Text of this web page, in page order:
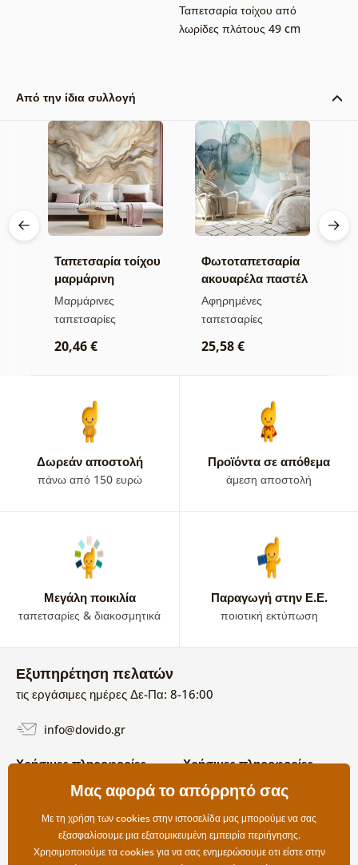
Ταπετσαρία τοίχου από
λωρίδες πλάτους 49 cm
Από την ίδια συλλογή
Ταπετσαρία τοίχου
μαρμάρινη
κομψότητα σε
χρυσούς τόνους
Μαρμάρινες
ταπετσαρίες
20,46 €
Φωτοταπετσαρία
ακουαρέλα παστέλ
κύκλοι
Αφηρημένες
ταπετσαρίες
25,58 €
Δωρεάν αποστολή
πάνω από 150 ευρώ
Προϊόντα σε απόθεμα
άμεση αποστολή
Μεγάλη ποικιλία
ταπετσαρίες & διακοσμητικά
Παραγωγή στην Ε.Ε.
ποιοτική εκτύπωση
Εξυπηρέτηση πελατών
τις εργάσιμες ημέρες Δε-Πα: 8-16:00
info@dovido.gr
Χρήσιμες πληροφορίες
Όροι χρήσης και επιστροφών
Επιλογές αποστολής και
πληρωμής
Επιστροφές
Χρήσιμες πληροφορίες
Σχετικά με εμάς
Συχνές Ερωτήσεις
Επικοινωνία
Μας αφορά το απόρρητό σας
Με τη χρήση των cookies στην ιστοσελίδα μας μπορούμε να σας
εξασφαλίσουμε μια εξατομικευμένη εμπειρία περιήγησης.
Χρησιμοποιούμε τα cookies για να σας ενημερώσουμε οτι είστε στην